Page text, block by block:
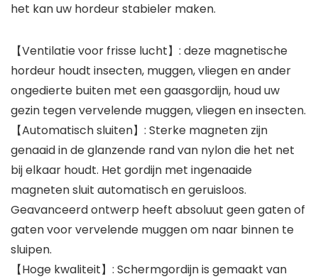
het kan uw hordeur stabieler maken.
【Ventilatie voor frisse lucht】: deze magnetische
hordeur houdt insecten, muggen, vliegen en ander
ongedierte buiten met een gaasgordijn, houd uw
gezin tegen vervelende muggen, vliegen en insecten.
【Automatisch sluiten】: Sterke magneten zijn
genaaid in de glanzende rand van nylon die het net
bij elkaar houdt. Het gordijn met ingenaaide
magneten sluit automatisch en geruisloos.
Geavanceerd ontwerp heeft absoluut geen gaten of
gaten voor vervelende muggen om naar binnen te
sluipen.
【Hoge kwaliteit】: Schermgordijn is gemaakt van